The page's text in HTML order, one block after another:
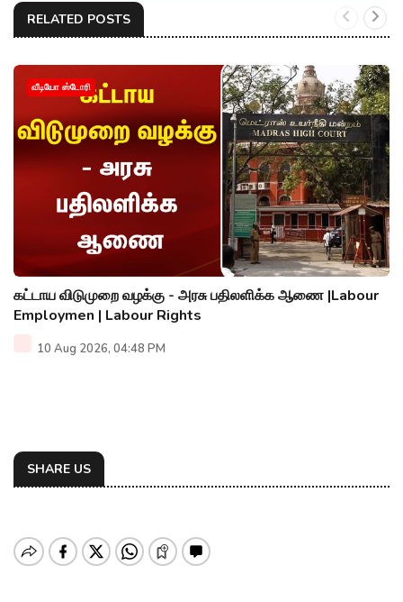
RELATED POSTS
வீடியோ ஸ்டோரி
கட்டாய விடுமுறை வழக்கு - அரசு பதிலளிக்க ஆணை |Labour
Employmen | Labour Rights
10 Aug 2026, 04:48 PM
SHARE US